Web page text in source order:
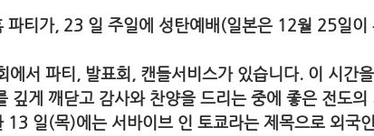
회에서 파티, 발표회, 캔들서비스가 있습니다. 이 시간
를 깊게 깨닫고 감사와 찬양을 드리는 중에 좋은 전도
한 13 일(목)에는 서바이브 인 토쿄라는 제목으로 외국